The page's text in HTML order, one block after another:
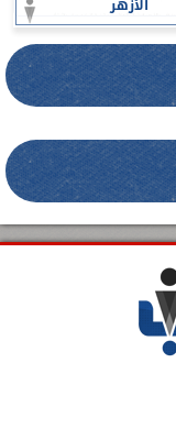
الأزهر